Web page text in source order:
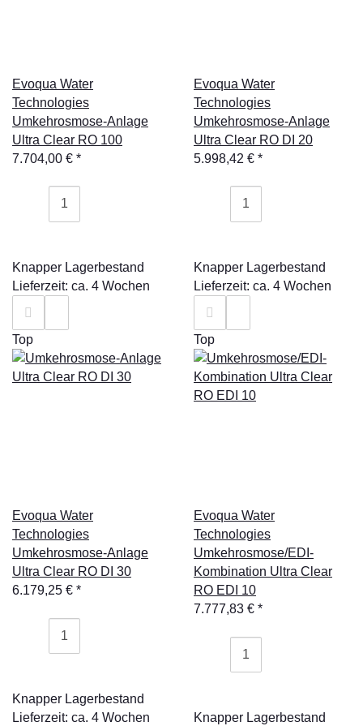
Evoqua Water
Technologies
Umkehrosmose-Anlage
Ultra Clear RO 100
7.704,00 € *
Knapper Lagerbestand
Lieferzeit: ca. 4 Wochen
Evoqua Water
Technologies
Umkehrosmose-Anlage
Ultra Clear RO DI 20
5.998,42 € *
Knapper Lagerbestand
Lieferzeit: ca. 4 Wochen
Top
Evoqua Water
Technologies
Umkehrosmose-Anlage
Ultra Clear RO DI 30
6.179,25 € *
Knapper Lagerbestand
Lieferzeit: ca. 4 Wochen
Top
Evoqua Water
Technologies
Umkehrosmose/EDI-
Kombination Ultra Clear
RO EDI 10
7.777,83 € *
Knapper Lagerbestand